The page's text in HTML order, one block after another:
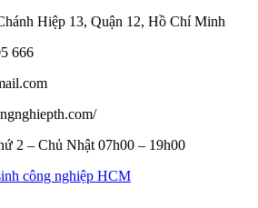
Hiệp 13, Quận 12, Hồ Chí Minh
666
2 – Chủ Nhật 07h00 – 19h00
công nghiệp HCM